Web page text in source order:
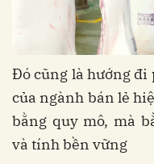
Đó cũng là hướng đi
của ngành bán lẻ
bằng quy mô, mà
và tính bền vững